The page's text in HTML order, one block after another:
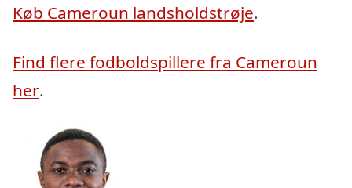
Køb Cameroun landsholdstrøje.
Find flere fodboldspillere fra Cameroun
her.